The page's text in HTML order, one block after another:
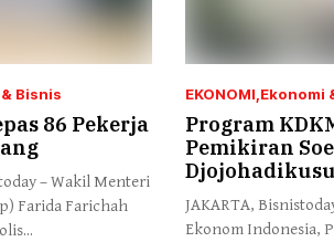
Bisnis
86 Pekerja
– Wakil Menteri
Farida Farichah
EKONOMI Ekonomi
Program
Pemikiran
JAKARTA,
Ekonom Indonesia,